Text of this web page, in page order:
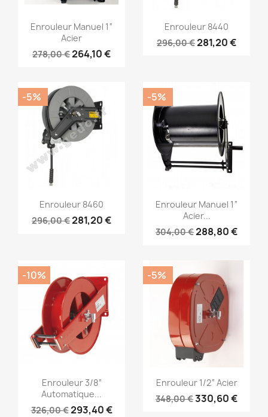
Aperçu rapide
Enrouleur Manuel 1“
Acier
278,00 €264,10 €
Aperçu rapide
Enrouleur 8440
296,00 €281,20 €
Aperçu rapide
Enrouleur 8460
296,00 €281,20 €
-5%
Aperçu rapide
Enrouleur Manuel 1“
Acier...
304,00 €288,80 €
-5%
Aperçu rapide
Enrouleur 3/8“
Automatique...
326,00 €293,40 €
-10%
Aperçu rapide
Enrouleur 1/2“ Acier
348,00 €330,60 €
-5%